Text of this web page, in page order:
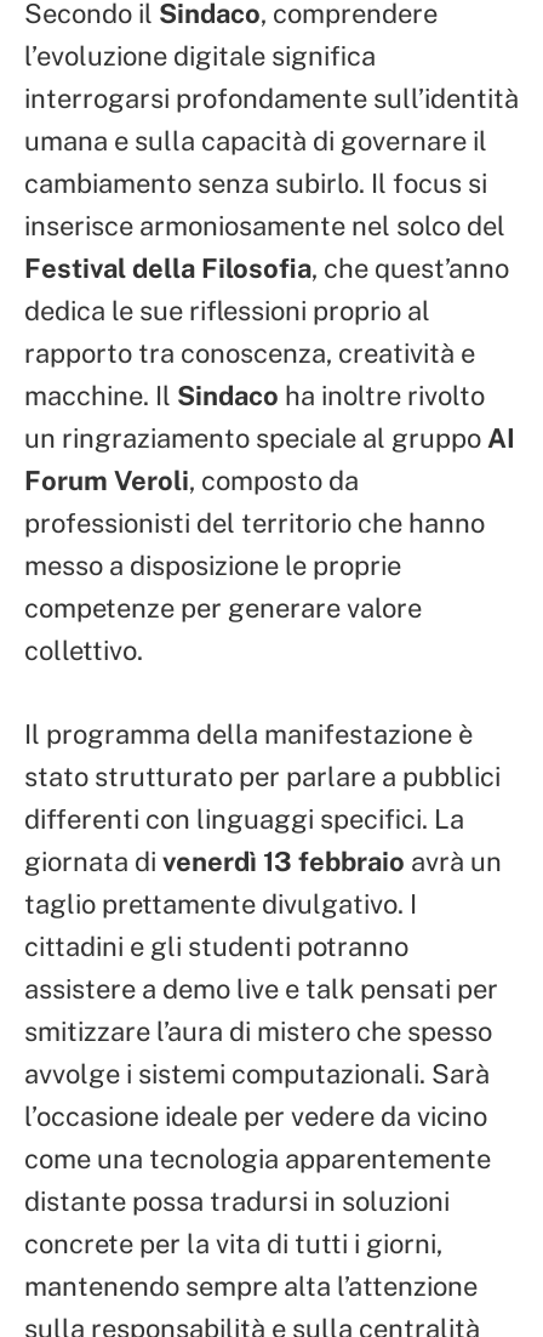
Secondo il Sindaco, comprendere
l’evoluzione digitale significa
interrogarsi profondamente sull’identità
umana e sulla capacità di governare il
cambiamento senza subirlo. Il focus si
inserisce armoniosamente nel solco del
Festival della Filosofia, che quest’anno
dedica le sue riflessioni proprio al
rapporto tra conoscenza, creatività e
macchine. Il Sindaco ha inoltre rivolto
un ringraziamento speciale al gruppo AI
Forum Veroli, composto da
professionisti del territorio che hanno
messo a disposizione le proprie
competenze per generare valore
collettivo.
Il programma della manifestazione è
stato strutturato per parlare a pubblici
differenti con linguaggi specifici. La
giornata di venerdì 13 febbraio avrà un
taglio prettamente divulgativo. I
cittadini e gli studenti potranno
assistere a demo live e talk pensati per
smitizzare l’aura di mistero che spesso
avvolge i sistemi computazionali. Sarà
l’occasione ideale per vedere da vicino
come una tecnologia apparentemente
distante possa tradursi in soluzioni
concrete per la vita di tutti i giorni,
mantenendo sempre alta l’attenzione
sulla responsabilità e sulla centralità